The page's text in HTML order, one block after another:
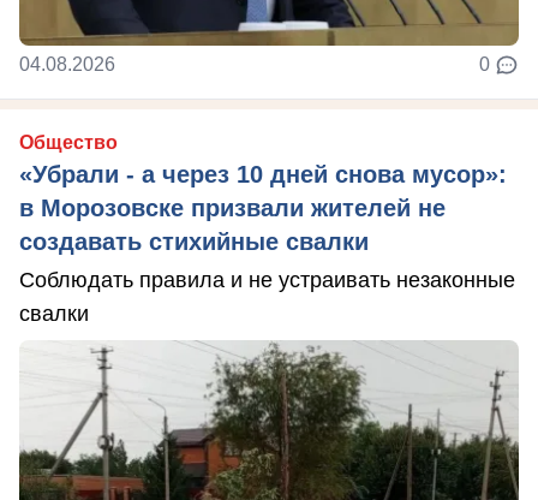
04.08.2026 0
Общество
«Убрали - а через 10 дней снова мусор»:
в Морозовске призвали жителей не
создавать стихийные свалки
Соблюдать правила и не устраивать незаконные
свалки